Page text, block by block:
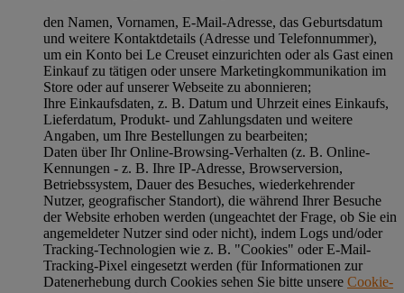
den Namen, Vornamen, E-Mail-Adresse, das Geburtsdatum
und weitere Kontaktdetails (Adresse und Telefonnummer),
um ein Konto bei Le Creuset einzurichten oder als Gast einen
Einkauf zu tätigen oder unsere Marketingkommunikation im
Store oder auf unserer Webseite zu abonnieren;
Ihre Einkaufsdaten, z. B. Datum und Uhrzeit eines Einkaufs,
Lieferdatum, Produkt- und Zahlungsdaten und weitere
Angaben, um Ihre Bestellungen zu bearbeiten;
Daten über Ihr Online-Browsing-Verhalten (z. B. Online-
Kennungen - z. B. Ihre IP-Adresse, Browserversion,
Betriebssystem, Dauer des Besuches, wiederkehrender
Nutzer, geografischer Standort), die während Ihrer Besuche
der Website erhoben werden (ungeachtet der Frage, ob Sie ein
angemeldeter Nutzer sind oder nicht), indem Logs und/oder
Tracking-Technologien wie z. B. "Cookies" oder E-Mail-
Tracking-Pixel eingesetzt werden (für Informationen zur
Datenerhebung durch Cookies sehen Sie bitte unsere Cookie-